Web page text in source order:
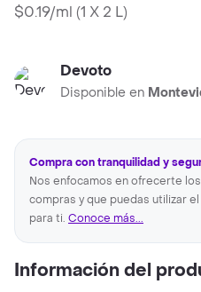
$0.19/ml (1 X 2 L)
Devoto
Disponible en
Compra con tranquilidad y
Nos enfocamos en ofrecerte
compras y que puedas utilizar
para ti. Conoce más...
Información del